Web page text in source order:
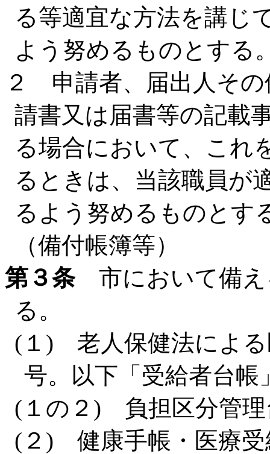
る等適宜な方法を講じ
よう努めるものとする
２ 申請者、届出人そ
請書又は届書等の記載
る場合において、これ
るときは、当該職員が
るよう努めるものとす
（備付帳簿等）
第３条市において備え
る。
(１) 老人保健法による
号。以下「受給者台帳
(１の２) 負担区分管理
(２) 健康手帳・医療受